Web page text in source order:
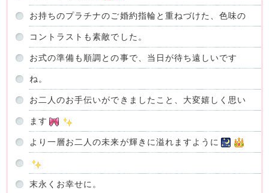
お持ちのプラチナのご婚約指輪と重ねづけた、色味の
コントラストも素敵でした。
お式の準備も順調との事で、当日が待ち遠しいです
ね。
お二人のお手伝いができましたこと、大変嬉しく思い
ます
より一層お二人の未来が輝きに溢れますように
末永くお幸せに。